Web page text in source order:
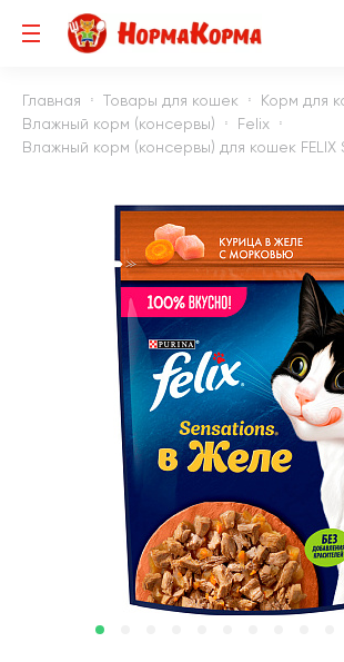
Главная Товары для кошек
Корм для
Влажный корм (консервы)
Felix
Влажный корм (консервы) для кошек FELIX